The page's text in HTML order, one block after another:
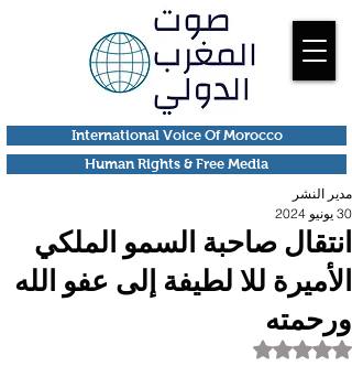
Human Rights & Free Media
International Voice Of Morocco
انتقال صاحبة السمو الملكي
الأميرة للا لطيفة إلى عفو الله
ورحمته
مدير النشر
30 يونيو 2024
تم التقييم بـ ليس رقمًا من أصل 5 نجوم.